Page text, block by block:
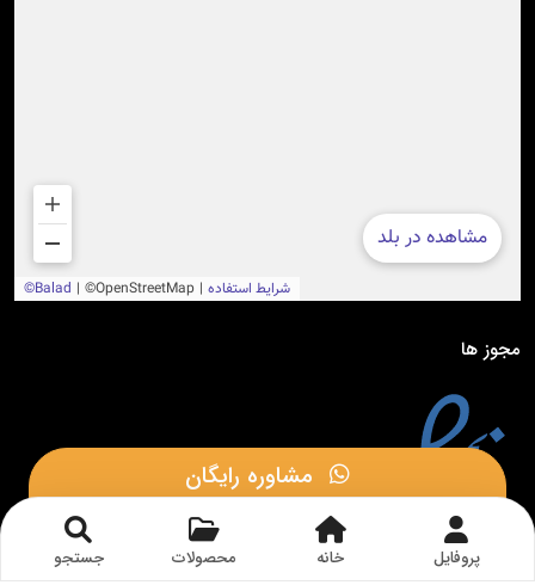
پروفایل خانه محصولات جستجو
مشاوره رایگان
مشاوره در بله
مجوز ها